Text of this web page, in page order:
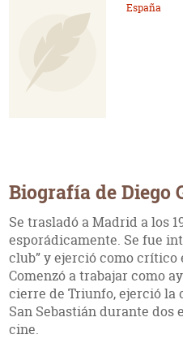
España
Biografía de Diego
Se trasladó a Madrid a los
esporádicamente. Se fue
club” y ejerció como crítico
Comenzó a trabajar como
cierre de Triunfo, ejerció la
San Sebastián durante dos
cine.